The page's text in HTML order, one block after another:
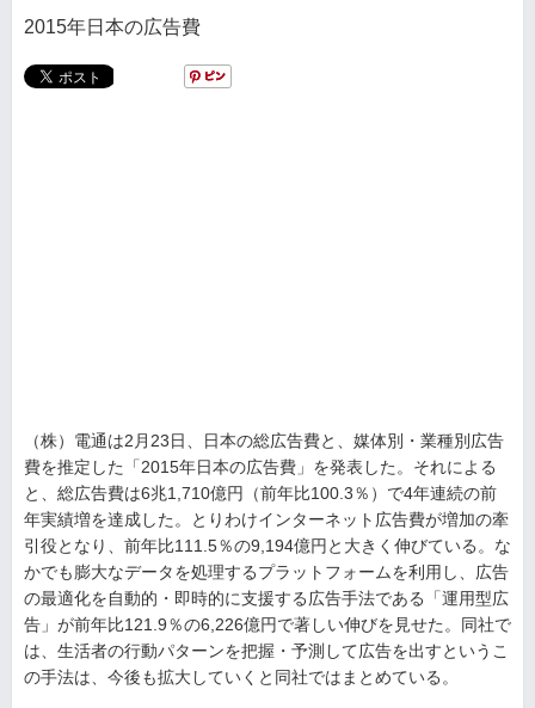
2015年日本の広告費
（株）電通は2月23日、日本の総広告費と、媒体別・業種別広告
費を推定した「2015年日本の広告費」を発表した。それによる
と、総広告費は6兆1,710億円（前年比100.3％）で4年連続の前
年実績増を達成した。とりわけインターネット広告費が増加の牽
引役となり、前年比111.5％の9,194億円と大きく伸びている。な
かでも膨大なデータを処理するプラットフォームを利用し、広告
の最適化を自動的・即時的に支援する広告手法である「運用型広
告」が前年比121.9％の6,226億円で著しい伸びを見せた。同社で
は、生活者の行動パターンを把握・予測して広告を出すというこ
の手法は、今後も拡大していくと同社ではまとめている。